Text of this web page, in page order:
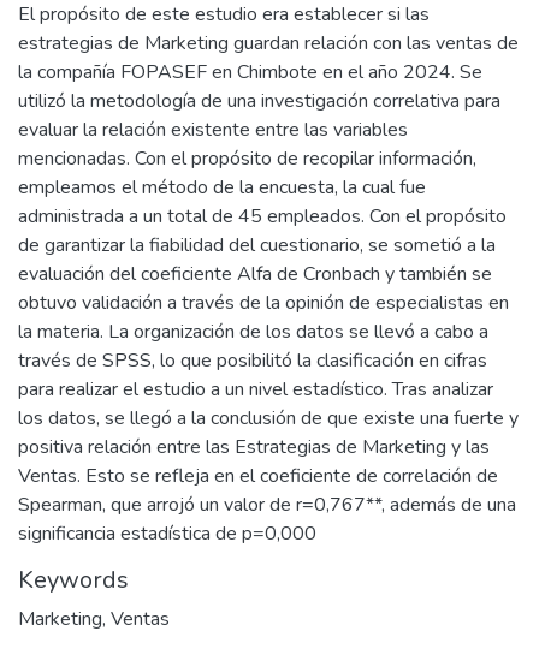
El propósito de este estudio era establecer si las
estrategias de Marketing guardan relación con las ventas de
la compañía FOPASEF en Chimbote en el año 2024. Se
utilizó la metodología de una investigación correlativa para
evaluar la relación existente entre las variables
mencionadas. Con el propósito de recopilar información,
empleamos el método de la encuesta, la cual fue
administrada a un total de 45 empleados. Con el propósito
de garantizar la fiabilidad del cuestionario, se sometió a la
evaluación del coeficiente Alfa de Cronbach y también se
obtuvo validación a través de la opinión de especialistas en
la materia. La organización de los datos se llevó a cabo a
través de SPSS, lo que posibilitó la clasificación en cifras
para realizar el estudio a un nivel estadístico. Tras analizar
los datos, se llegó a la conclusión de que existe una fuerte y
positiva relación entre las Estrategias de Marketing y las
Ventas. Esto se refleja en el coeficiente de correlación de
Spearman, que arrojó un valor de r=0,767**, además de una
significancia estadística de p=0,000
Keywords
Marketing, Ventas